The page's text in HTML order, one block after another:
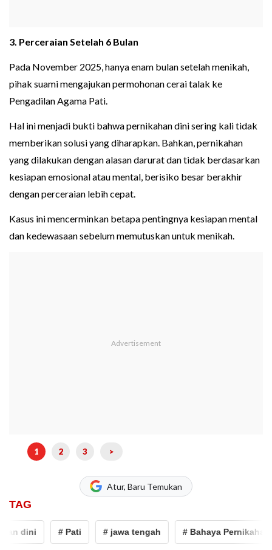
3. Perceraian Setelah 6 Bulan
Pada November 2025, hanya enam bulan setelah menikah,
pihak suami mengajukan permohonan cerai talak ke
Pengadilan Agama Pati.
Hal ini menjadi bukti bahwa pernikahan dini sering kali tidak
memberikan solusi yang diharapkan. Bahkan, pernikahan
yang dilakukan dengan alasan darurat dan tidak berdasarkan
kesiapan emosional atau mental, berisiko besar berakhir
dengan perceraian lebih cepat.
Kasus ini mencerminkan betapa pentingnya kesiapan mental
dan kedewasaan sebelum memutuskan untuk menikah.
1 2 3 >
Atur, Baru Temukan
TAG
dini # Pati # jawa tengah # Bahaya Pernikahan